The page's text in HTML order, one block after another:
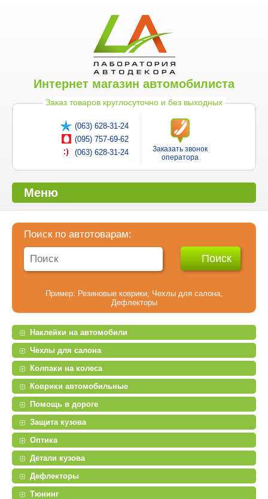
Интернет магазин автомобилиста
Заказ товаров круглосуточно и без выходных
(063) 628-31-24
(095) 757-69-62
(063) 628-31-24
Заказать звонок
оператора
Меню
Поиск по автотоварам:
Пример: Резиновые коврики Чехлы для салона
Дефлекторы
Наклейки на автомобили
Чехлы для салона
Колпаки на колеса
Коврики автомобильные
Помощь в дороге
Защита кузова
Оптика
Детали кузова
Дефлекторы
Тюнинг